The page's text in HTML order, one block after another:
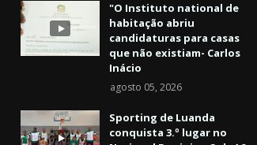
"O Instituto national de
habitação abriu
candidaturas para casas
que não existiam- Carlos
Inácio
agosto 05, 2026
Sporting de Luanda
conquista 3.º lugar no